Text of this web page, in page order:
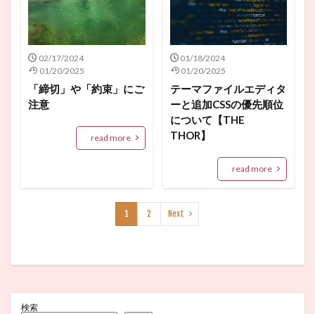
02/17/2024
01/20/2025
「締切」や「約束」にご
注意
read more
01/18/2024
01/20/2025
テーマファイルエディタ
ーと追加CSSの優先順位
について【THE
THOR】
read more
1 2 Next
検索